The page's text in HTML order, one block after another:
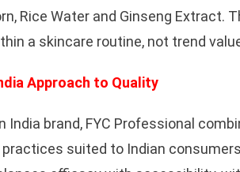
Rice Water and Ginseng Extract.
a skincare routine, not trend
Approach to Quality
India brand, FYC Professional
suited to Indian